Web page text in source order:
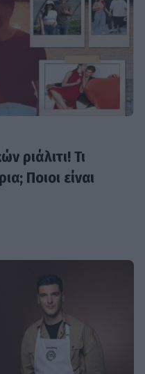
ριάλιτι! Τι
Ποιοι είναι